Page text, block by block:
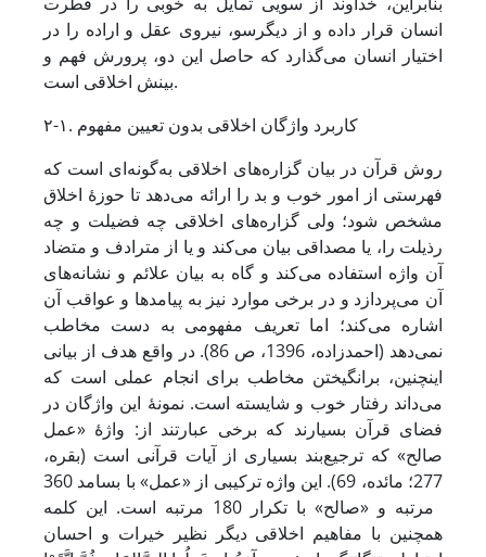
انسان قرار داده و از دیگرسو، نیروی عقل و اراده را در
اختیار انسان می‌گذارد که حاصل این دو، پرورش فهم و
بینش اخلاقی است.
۲-۱. کاربرد واژگان اخلاقی بدون تعیین مفهوم
روش قرآن در بیان گزاره‌های اخلاقی به‌گونه‌ای است که
فهرستی از امور خوب و بد را ارائه می‌دهد تا حوزۀ اخلاق
مشخص شود؛ ولی گزاره‌های اخلاقی چه فضیلت و چه
رذیلت را، یا مصداقی بیان می‌کند و یا از مترادف و متضاد
آن واژه استفاده می‌کند و گاه به بیان علائم و نشانه‌های
آن می‌پردازد و در برخی موارد نیز به پیامدها و عواقب آن
اشاره می‌کند؛ اما تعریف مفهومی به دست مخاطب
نمی‌دهد (احمدزاده، 1396، ص 86). در واقع هدف از بیانی
اینچنین، برانگیختن مخاطب برای انجام عملی است که
می‌داند رفتار خوب و شایسته است. نمونۀ این واژگان در
فضای قرآن بسیارند که برخی عبارتند از: واژۀ «عمل
صالح» که ترجیع‌بند بسیاری از آیات قرآنی است (بقره،
277؛ مائده، 69). این واژه ترکیبی از «عمل» با بسامد 360
مرتبه و «صالح» با تکرار 180 مرتبه است. این کلمه
همچنین با مفاهیم اخلاقی دیگر نظیر خیرات و احسان